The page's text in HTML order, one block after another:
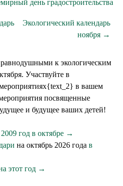
день градостроительства
Экологический календарь
ноября →
равнодушными к экологическим
Участвуйте в
в вашем
посвященные
и будущее ваших детей!
год в октябре →
на октябрь 2026 года в
этот год →